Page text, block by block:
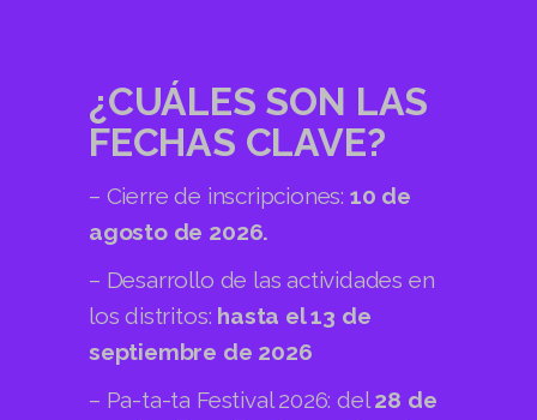
¿CUÁLES SON LAS
FECHAS CLAVE?
– Cierre de inscripciones: 10 de
agosto de 2026.
– Desarrollo de las actividades en
los distritos: hasta el 13 de
septiembre de 2026
– Pa-ta-ta Festival 2026: del28 de